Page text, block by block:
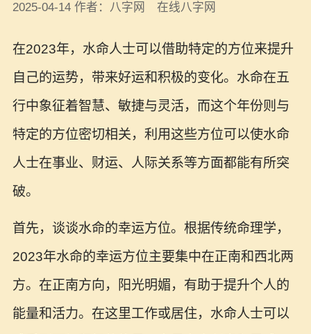
2025-04-14 作者：八字网 在线八字网
在2023年，水命人士可以借助特定的方位来提升
自己的运势，带来好运和积极的变化。水命在五
行中象征着智慧、敏捷与灵活，而这个年份则与
特定的方位密切相关，利用这些方位可以使水命
人士在事业、财运、人际关系等方面都能有所突
破。
首先，谈谈水命的幸运方位。根据传统命理学，
2023年水命的幸运方位主要集中在正南和西北两
方。在正南方向，阳光明媚，有助于提升个人的
能量和活力。在这里工作或居住，水命人士可以